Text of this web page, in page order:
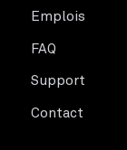
Emplois
FAQ
Support
Contact